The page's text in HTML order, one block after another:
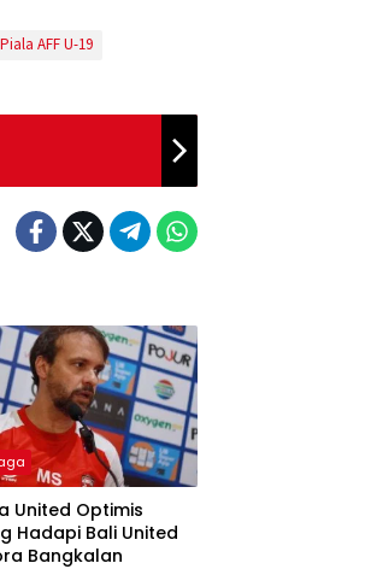
Piala AFF U-19
United Optimis
Hadapi Bali United
Bangkalan